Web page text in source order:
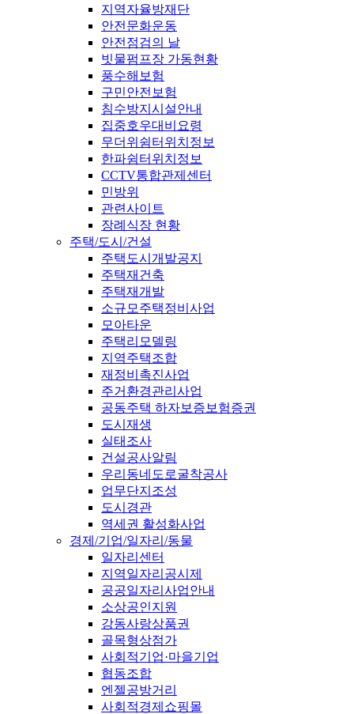
지역자율방재단
안전문화운동
안전점검의 날
빗물펌프장 가동현황
풍수해보험
구민안전보험
침수방지시설안내
집중호우대비요령
무더위쉼터위치정보
한파쉼터위치정보
CCTV통합관제센터
민방위
관련사이트
장례식장 현황
주택/도시/건설
주택도시개발공지
주택재건축
주택재개발
소규모주택정비사업
모아타운
주택리모델링
지역주택조합
재정비촉진사업
주거환경관리사업
공동주택 하자보증보험증권
도시재생
실태조사
건설공사알림
우리동네도로굴착공사
업무단지조성
도시경관
역세권 활성화사업
경제/기업/일자리/동물
일자리센터
지역일자리공시제
공공일자리사업안내
소상공인지원
강동사랑상품권
골목형상점가
사회적기업·마을기업
협동조합
엔젤공방거리
사회적경제쇼핑몰